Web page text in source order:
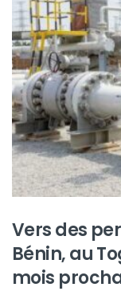
Vers des
Bénin, au
mois